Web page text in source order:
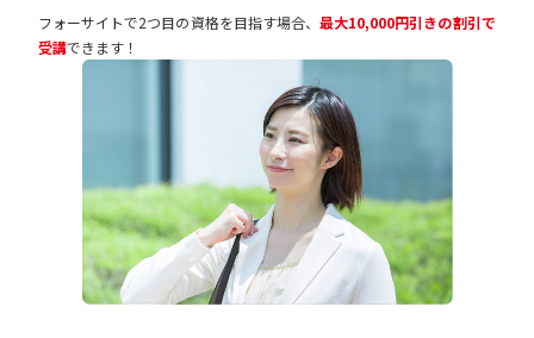
フォーサイトで2つ目の資格を目指す場合、 最大10,000円引きの割引で
受講できます！